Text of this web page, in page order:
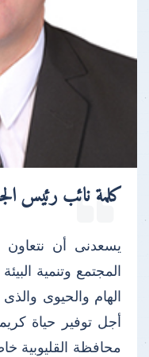
كلمة نائب رئيس
يسعدنى أن نتعاون
المجتمع وتنمية
الهام والحيوى
أجل توفير حياة
محافظة القليوبية